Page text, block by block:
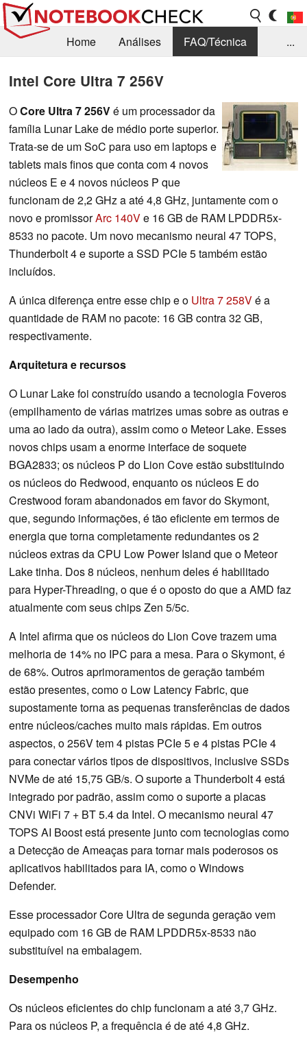
Home Análises
FAQ/Técnica
...
Intel Core Ultra 7 256V
OCore Ultra 7 256Vé um processador da
família Lunar Lake de médio porte superior.
Trata-se de um SoC para uso em laptops e
tablets mais finos que conta com 4 novos
núcleos E e 4 novos núcleos P que
funcionam de 2,2 GHz a até 4,8 GHz, juntamente com o
novo e promissorArc 140Ve 16 GB de RAM LPDDR5x-
8533 no pacote. Um novo mecanismo neural 47 TOPS,
Thunderbolt 4 e suporte a SSD PCIe 5 também estão
incluídos.
A única diferença entre esse chip e o Ultra 7 258Vé a
quantidade de RAM no pacote: 16 GB contra 32 GB,
respectivamente.
Arquitetura e recursos
O Lunar Lake foi construído usando a tecnologia Foveros
(empilhamento de várias matrizes umas sobre as outras e
uma ao lado da outra), assim como o Meteor Lake. Esses
novos chips usam a enorme interface de soquete
BGA2833; os núcleos P do Lion Cove estão substituindo
os núcleos do Redwood, enquanto os núcleos E do
Crestwood foram abandonados em favor do Skymont,
que, segundo informações, é tão eficiente em termos de
energia que torna completamente redundantes os 2
núcleos extras da CPU Low Power Island que o Meteor
Lake tinha. Dos 8 núcleos, nenhum deles é habilitado
para Hyper-Threading, o que é o oposto do que a AMD faz
atualmente com seus chips Zen 5/5c.
A Intel afirma que os núcleos do Lion Cove trazem uma
melhoria de 14% no IPC para a mesa. Para o Skymont, é
de 68%. Outros aprimoramentos de geração também
estão presentes, como o Low Latency Fabric, que
supostamente torna as pequenas transferências de dados
entre núcleos/caches muito mais rápidas. Em outros
aspectos, o 256V tem 4 pistas PCIe 5 e 4 pistas PCIe 4
para conectar vários tipos de dispositivos, inclusive SSDs
NVMe de até 15,75 GB/s. O suporte a Thunderbolt 4 está
integrado por padrão, assim como o suporte a placas
CNVi WiFi 7 + BT 5.4 da Intel. O mecanismo neural 47
TOPS AI Boost está presente junto com tecnologias como
a Detecção de Ameaças para tornar mais poderosos os
aplicativos habilitados para IA, como o Windows
Defender.
Esse processador Core Ultra de segunda geração vem
equipado com 16 GB de RAM LPDDR5x-8533 não
substituível na embalagem.
Desempenho
Os núcleos eficientes do chip funcionam a até 3,7 GHz.
Para os núcleos P, a frequência é de até 4,8 GHz.